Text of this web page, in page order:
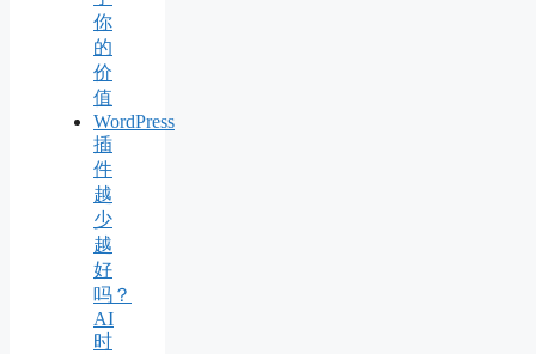
你
的
价
值
WordPress
插
件
越
少
越
好
吗？
AI
时